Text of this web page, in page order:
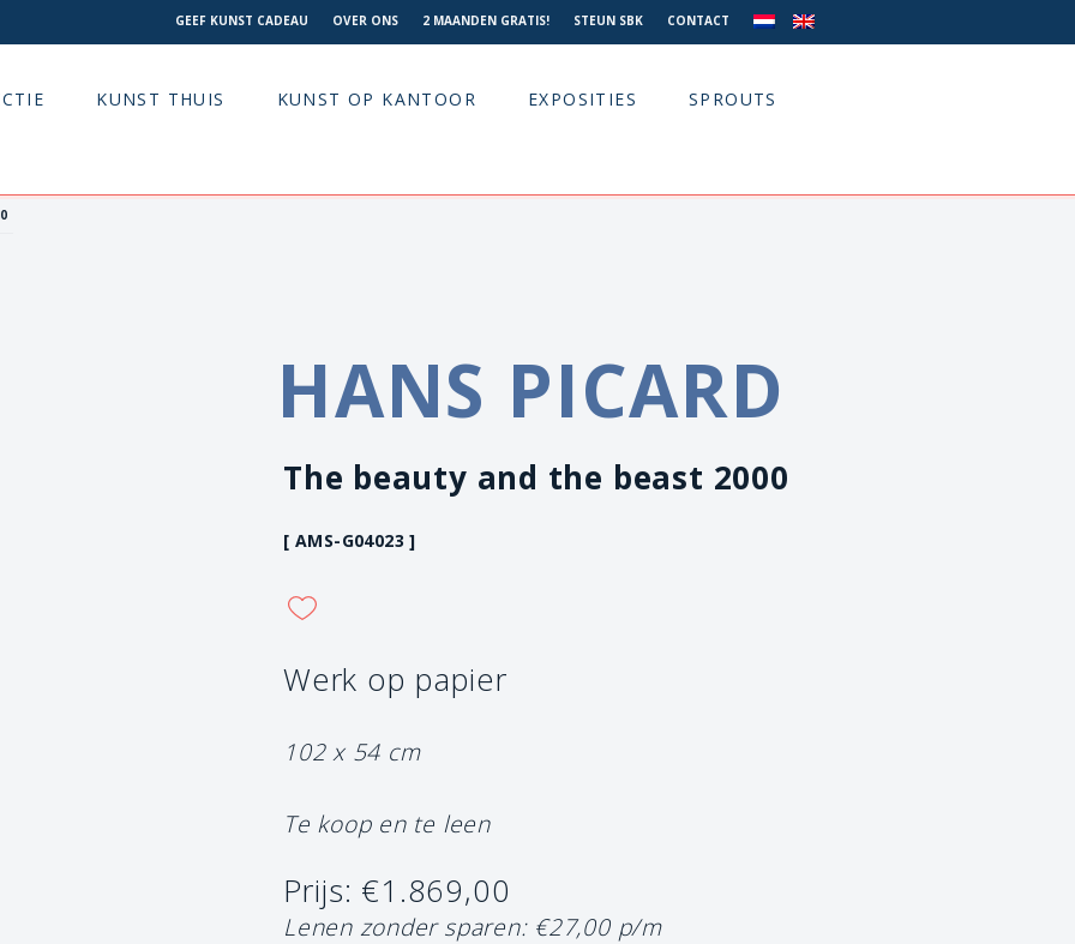
GEEF KUNST CADEAU OVER ONS 2 MAANDEN GRATIS! STEUN SBK CONTACT
KUNST THUIS KUNST OP KANTOOR EXPOSITIES SPROUTS
HANS PICARD
The beauty and the beast 2000
[ AMS-G04023 ]
Werk op papier
102 x 54 cm
Te koop en te leen
Prijs: €1.869,00
Lenen zonder sparen: €27,00 p/m